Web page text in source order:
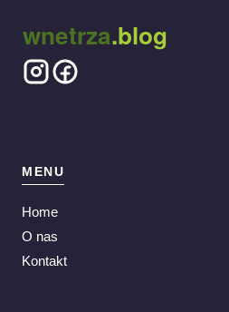
wnetrza.blog
MENU
Home
O nas
Kontakt